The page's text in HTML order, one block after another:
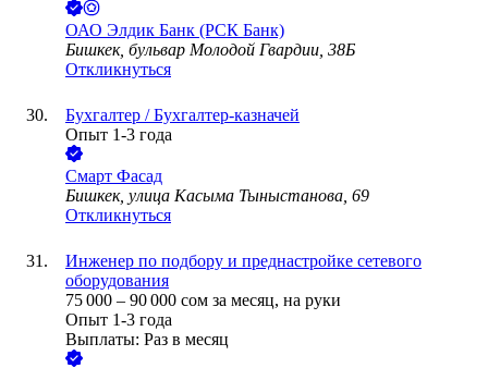
ОАО Элдик Банк (РСК Банк)
Бишкек, бульвар Молодой Гвардии, 38Б
Откликнуться
Бухгалтер / Бухгалтер-казначей
Опыт 1-3 года
Смарт Фасад
Бишкек, улица Касыма Тыныстанова, 69
Откликнуться
Инженер по подбору и преднастройке сетевого
оборудования
75 000 – 90 000 сом за месяц, на руки
Опыт 1-3 года
Выплаты: Раз в месяц